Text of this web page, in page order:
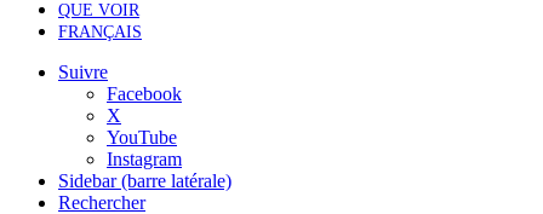
QUE VOIR
FRANÇAIS
Suivre
Facebook
X
YouTube
Instagram
Sidebar (barre latérale)
Rechercher